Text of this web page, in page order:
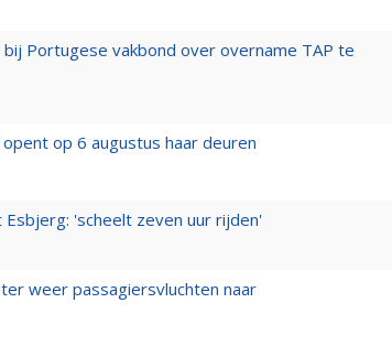
Portugese vakbond over overname TAP te
op 6 augustus haar deuren
'scheelt zeven uur rijden'
weer passagiersvluchten naar